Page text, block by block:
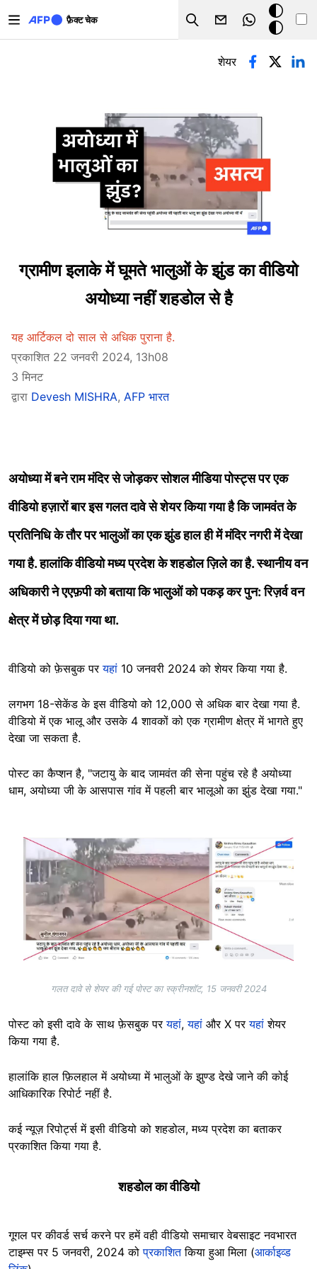
फ़ैक्ट चेक
Search
डार्क
मोड
प्राथमिक टैब्स
शेयर
ग्रामीण इलाके में घूमते भालुओं के झुंड का वीडियो
अयोध्या नहीं शहडोल से है
यह आर्टिकल दो साल से अधिक पुराना है.
प्रकाशित 22 जनवरी 2024, 13h08
3 मिनट
द्वारा Devesh MISHRA, AFP भारत
अयोध्या में बने राम मंदिर से जोड़कर सोशल मीडिया पोस्ट्स पर एक
वीडियो हज़ारों बार इस गलत दावे से शेयर किया गया है कि जामवंत के
प्रतिनिधि के तौर पर भालुओं का एक झुंड हाल ही में मंदिर नगरी में देखा
गया है. हालांकि वीडियो मध्य प्रदेश के शहडोल ज़िले का है. स्थानीय वन
अधिकारी ने एएफ़पी को बताया कि भालुओं को पकड़ कर पुन: रिज़र्व वन
क्षेत्र में छोड़ दिया गया था.
वीडियो को फ़ेसबुक परयहां 10 जनवरी 2024 को शेयर किया गया है.
लगभग 18-सेकेंड के इस वीडियो को 12,000 से अधिक बार देखा गया है.
वीडियो में एक भालू और उसके 4 शावकों को एक ग्रामीण क्षेत्र में भागते हुए
देखा जा सकता है.
पोस्ट का कैप्शन है, "जटायु के बाद जामवंत की सेना पहुंच रहे है अयोध्या
धाम, अयोध्या जी के आसपास गांव में पहली बार भालूओ का झुंड देखा गया."
Image
गलत दावे से शेयर की गई पोस्ट का स्क्रीनशॉट, 15 जनवरी 2024
पोस्ट को इसी दावे के साथ फ़ेसबुक परयहां,यहां और X परयहांशेयर
किया गया है.
हालांकि हाल फ़िलहाल में अयोध्या में भालुओं के झुण्ड देखे जाने की कोई
आधिकारिक रिपोर्ट नहीं है.
कई न्यूज़ रिपोर्ट्स में इसी वीडियो को शहडोल, मध्य प्रदेश का बताकर
प्रकाशित किया गया है.
शहडोल का वीडियो
गूगल पर कीवर्ड सर्च करने पर हमें वही वीडियो समाचार वेबसाइट नवभारत
टाइम्स पर 5 जनवरी, 2024 कोप्रकाशितकिया हुआ मिला (आर्काइव्ड